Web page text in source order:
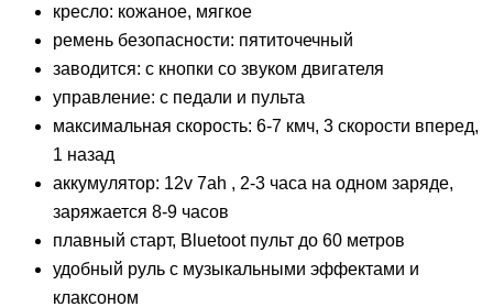
кресло: кожаное, мягкое
ремень безопасности: пятиточечный
заводится: с кнопки со звуком двигателя
управление: с педали и пульта
максимальная скорость: 6-7 кмч, 3 скорости вперед,
1 назад
аккумулятор: 12v 7ah , 2-3 часа на одном заряде,
заряжается 8-9 часов
плавный старт, Bluetoot пульт до 60 метров
удобный руль с музыкальными эффектами и
клаксоном